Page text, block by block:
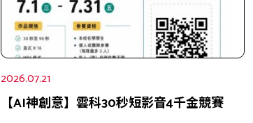
2026.07.21
【AI神創意】雲科30秒短影音4千金競賽